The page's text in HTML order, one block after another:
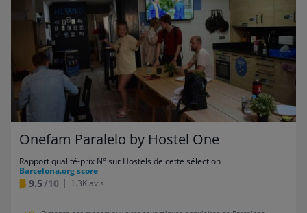
Onefam Paralelo by Hostel One
Rapport qualité-prix N° sur Hostels de cette sélection
Barcelona.org score
9.5/10 1.3K avis